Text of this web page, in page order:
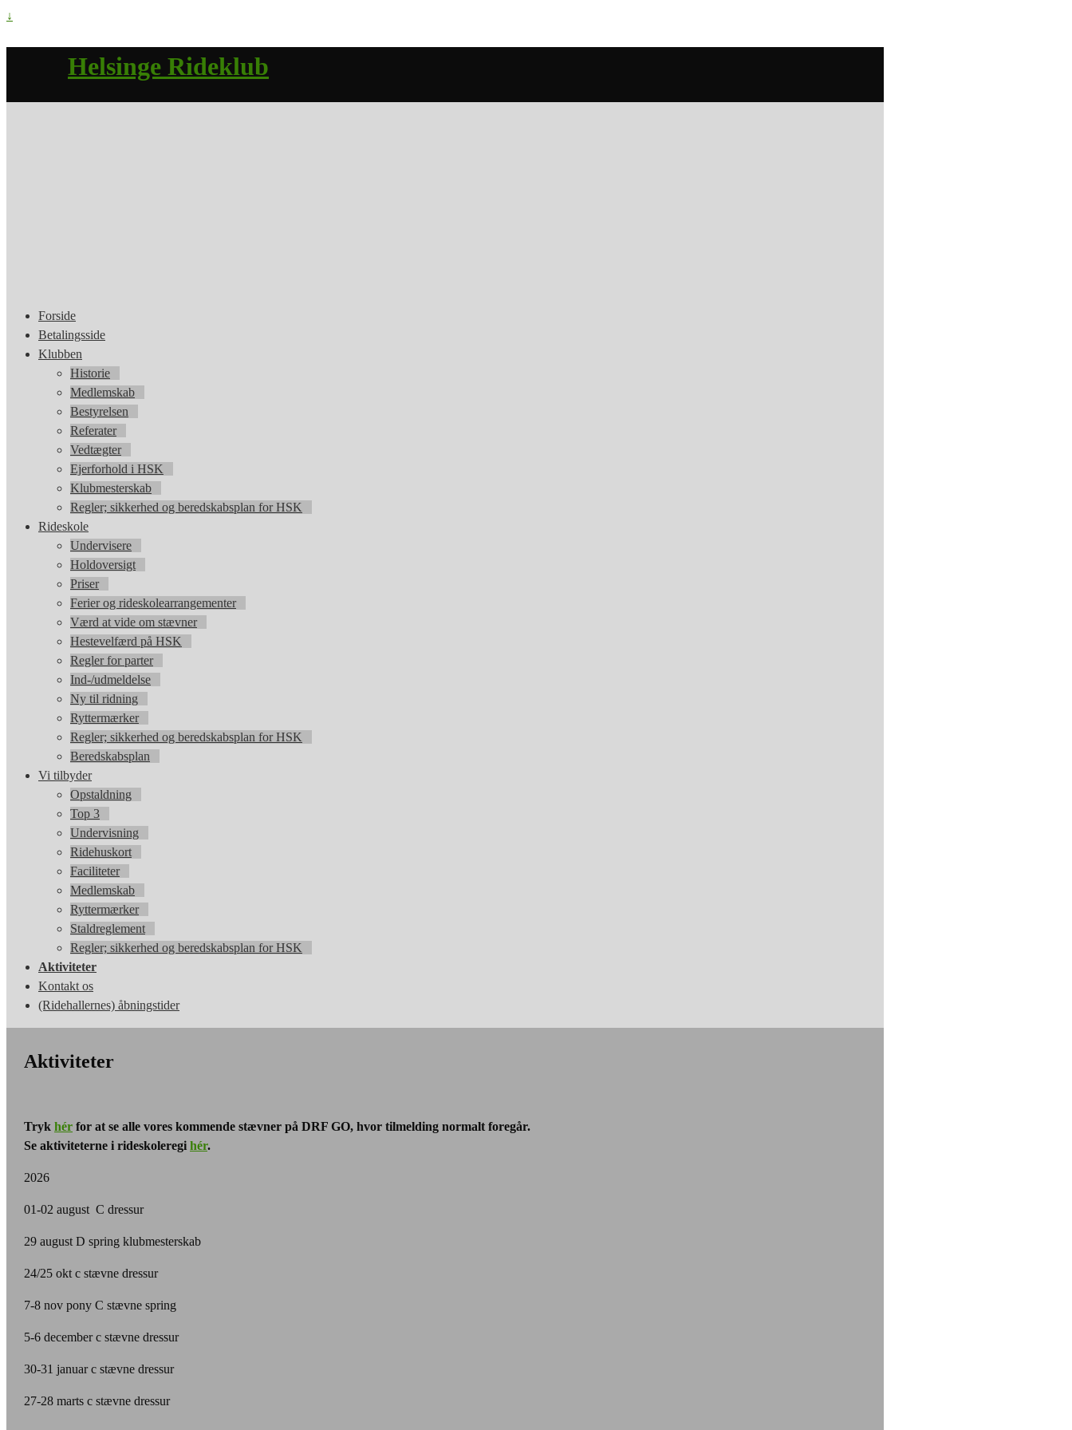
↓
Helsinge Rideklub
Forside
Betalingsside
Klubben
Historie
Medlemskab
Bestyrelsen
Referater
Vedtægter
Ejerforhold i HSK
Klubmesterskab
Regler; sikkerhed og beredskabsplan for HSK
Rideskole
Undervisere
Holdoversigt
Priser
Ferier og rideskolearrangementer
Værd at vide om stævner
Hestevelfærd på HSK
Regler for parter
Ind-/udmeldelse
Ny til ridning
Ryttermærker
Regler; sikkerhed og beredskabsplan for HSK
Beredskabsplan
Vi tilbyder
Opstaldning
Top 3
Undervisning
Ridehuskort
Faciliteter
Medlemskab
Ryttermærker
Staldreglement
Regler; sikkerhed og beredskabsplan for HSK
Aktiviteter
Kontakt os
(Ridehallernes) åbningstider
Aktiviteter
Tryk hér for at se alle vores kommende stævner på DRF GO, hvor tilmelding normalt foregår.
Se aktiviteterne i rideskoleregi hér.
2026
01-02 august C dressur
29 august D spring klubmesterskab
24/25 okt c stævne dressur
7-8 nov pony C stævne spring
5-6 december c stævne dressur
30-31 januar c stævne dressur
27-28 marts c stævne dressur